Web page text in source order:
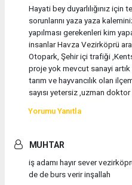
Hayati bey duyarlılığınız
sorunlarını yaza yaza
yapılması gerekenleri kim
insanlar Havza Vezirköprü
Otopark, Şehir içi trafiği
proje yok mevcut sanayi
tarım ve hayvancılık olan
sayısı yetersiz ,uzman
Yorumu Yanıtla
MUHTAR
iş adamı hayır sever
de de burs verir inşallah